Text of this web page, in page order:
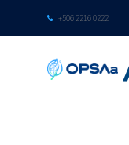
+506 2216 0222